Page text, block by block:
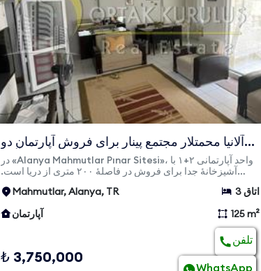
آلانیا محمتلار مجتمع پینار برای فروش آپارتمان دو
خوابه با آش...
در «Alanya Mahmutlar Pınar Sitesi»، واحد آپارتمانی ۲+۱ با
آشپزخانهٔ جدا برای فروش در فاصلهٔ ۲۰۰ متری از دریا است.
Mahmutlar, Alanya, TR
3 اتاق
آپارتمان
125 m²
₺ 3,750,000
تلفن
WhatsApp